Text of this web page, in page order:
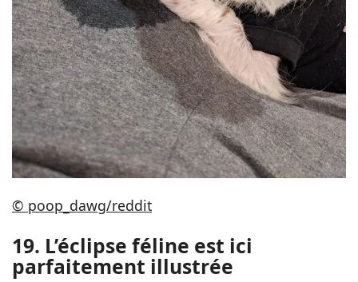
© poop_dawg/reddit
19. L’éclipse féline est ici
parfaitement illustrée